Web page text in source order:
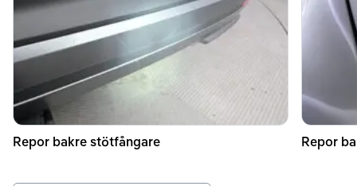
Repor bakre stötfångare Repor